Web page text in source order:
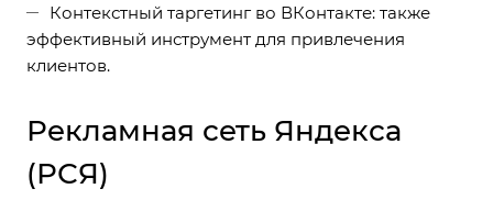
Контекстный таргетинг во ВКонтакте: также
эффективный инструмент для привлечения
клиентов.
Рекламная сеть Яндекса
(РСЯ)